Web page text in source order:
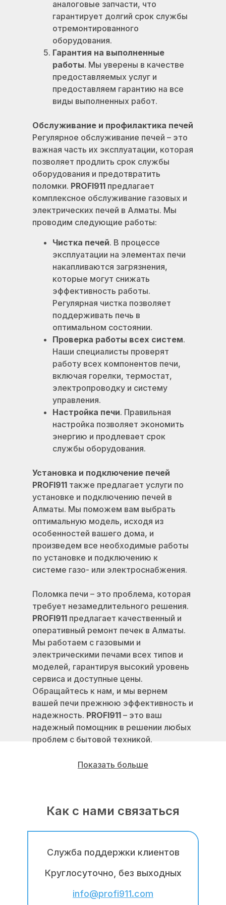
Показать больше
аналоговые запчасти, что
гарантирует долгий срок службы
отремонтированного
оборудования.
Гарантия на выполненные
работы. Мы уверены в качестве
предоставляемых услуг и
предоставляем гарантию на все
виды выполненных работ.
Обслуживание и профилактика печей
Регулярное обслуживание печей – это
важная часть их эксплуатации, которая
позволяет продлить срок службы
оборудования и предотвратить
поломки. PROFI911 предлагает
комплексное обслуживание газовых и
электрических печей в Алматы. Мы
проводим следующие работы:
Чистка печей. В процессе
эксплуатации на элементах печи
накапливаются загрязнения,
которые могут снижать
эффективность работы.
Регулярная чистка позволяет
поддерживать печь в
оптимальном состоянии.
Проверка работы всех систем.
Наши специалисты проверят
работу всех компонентов печи,
включая горелки, термостат,
электропроводку и систему
управления.
Настройка печи. Правильная
настройка позволяет экономить
энергию и продлевает срок
службы оборудования.
Установка и подключение печей
PROFI911 также предлагает услуги по
установке и подключению печей в
Алматы. Мы поможем вам выбрать
оптимальную модель, исходя из
особенностей вашего дома, и
произведем все необходимые работы
по установке и подключению к
системе газо- или электроснабжения.
Поломка печи – это проблема, которая
требует незамедлительного решения.
PROFI911 предлагает качественный и
оперативный ремонт печек в Алматы.
Мы работаем с газовыми и
электрическими печами всех типов и
моделей, гарантируя высокий уровень
сервиса и доступные цены.
Обращайтесь к нам, и мы вернем
вашей печи прежнюю эффективность и
надежность. PROFI911 – это ваш
надежный помощник в решении любых
проблем с бытовой техникой.
Наши мастера имеют многолетний
Алматы самых известных марок таких
(Ринай/Rinnai), Китурами (Kiturami), Део
(Дэу/Daewoo), Хуберт (Hubert),
Вайллант (Вайлант / Vaillant), Ферроли
Как с нами связаться
Служба поддержки клиентов
Круглосуточно, без выходных
info@profi911.com